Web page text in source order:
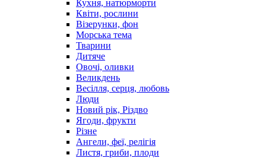
Кухня, натюрморти
Квіти, рослини
Візерунки, фон
Морська тема
Тварини
Дитяче
Овочі, оливки
Великдень
Весілля, серця, любовь
Люди
Новий рік, Різдво
Ягоди, фрукти
Різне
Ангели, феї, релігія
Листя, гриби, плоди